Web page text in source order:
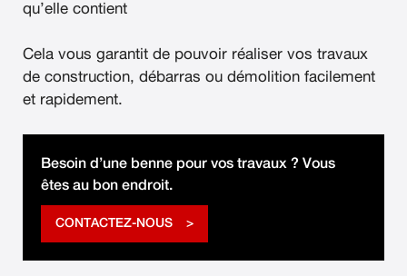
qu’elle contient
Cela vous garantit de pouvoir réaliser vos travaux
de construction, débarras ou démolition facilement
et rapidement.
Besoin d’une benne pour vos travaux ? Vous
êtes au bon endroit.
CONTACTEZ-NOUS